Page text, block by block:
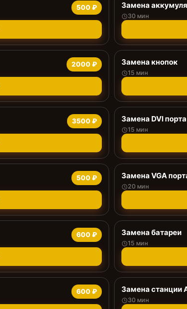
500 ₽ Замена
30 мин
2000 ₽ Замена кнопок
15 мин
3500 ₽ Замена DVI порта
15 мин
500 ₽ Замена VGA
20 мин
600 ₽ Замена батареи
15 мин
600 ₽ Замена станции
30 мин